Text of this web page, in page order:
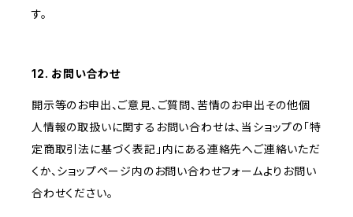
す。
12. お問い合わせ
開示等のお申出、ご意見、ご質問、苦情のお申出その他個
人情報の取扱いに関するお問い合わせは、当ショップの「特
定商取引法に基づく表記」内にある連絡先へご連絡いただ
くか、ショップページ内のお問い合わせフォームよりお問い
合わせください。